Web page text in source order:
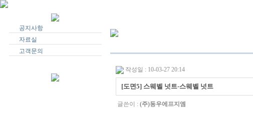
공지사항
자료실
고객문의
작성일 : 10-03-27 20:14
[도면5] 스웨벨 넛트-스웨벨 넛트
글쓴이 : (주)동우에프지엠